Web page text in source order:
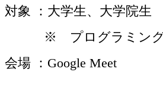
対象 ：大学生、大学院生
※ プログラミング経
会場 ：Google Meet